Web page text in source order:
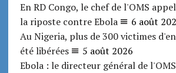
En RD Congo, le chef de l'OMS
la riposte contre Ebola
6 août
Au Nigeria, plus de 300 victimes
été libérées
5 août 2026
Ebola : le directeur général de